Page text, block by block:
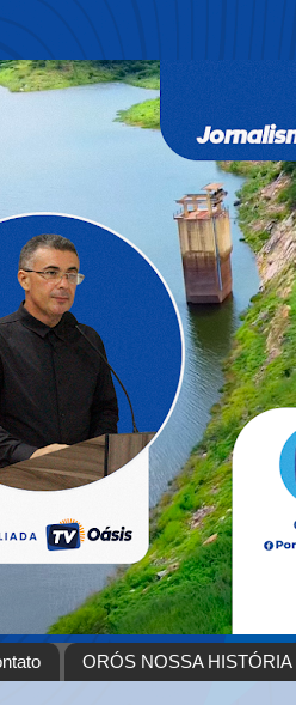
ORÓS NOSSA HISTÓRIA